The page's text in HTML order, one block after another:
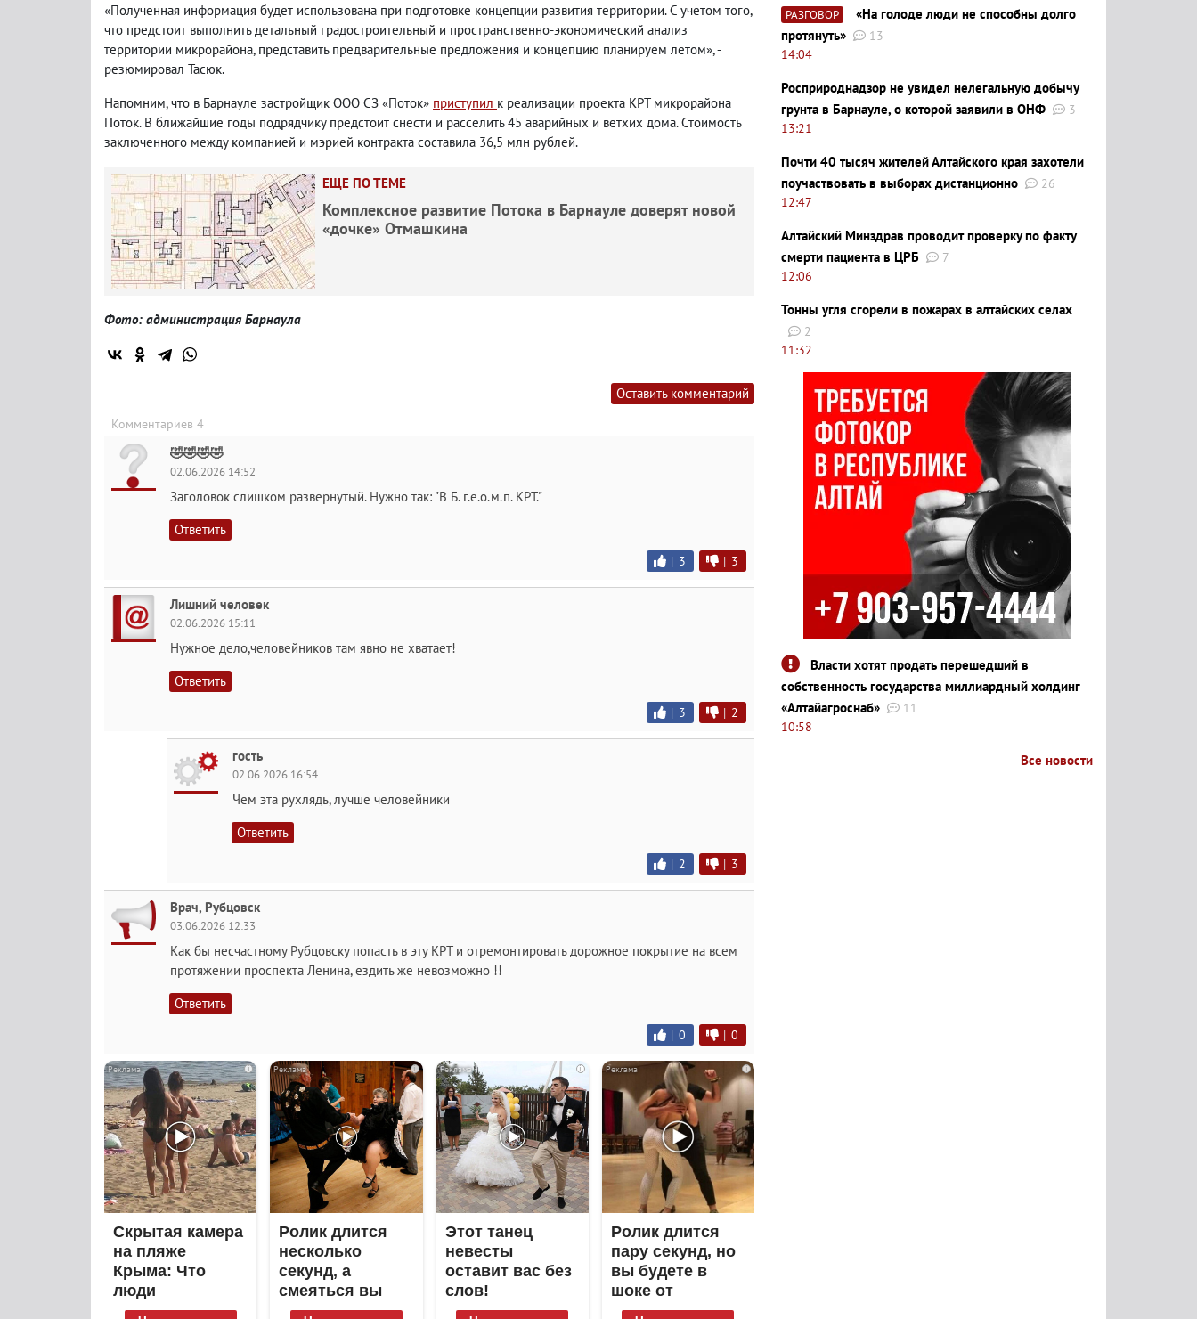
«Полученная информация будет использована при подготовке концепции развития территории. С учетом того,
что предстоит выполнить детальный градостроительный и пространственно-экономический анализ
территории микрорайона, представить предварительные предложения и концепцию планируем летом», -
резюмировал Тасюк.
Напомним, что в Барнауле застройщик ООО СЗ «Поток» приступил к реализации проекта КРТ микрорайона
Поток. В ближайшие годы подрядчику предстоит снести и расселить 45 аварийных и ветхих дома. Стоимость
заключенного между компанией и мэрией контракта составила 36,5 млн рублей.
ЕЩЕ ПО ТЕМЕ
Комплексное развитие Потока в Барнауле доверят новой
«дочке» Отмашкина
Фото: администрация Барнаула
Оставить комментарий
Комментариев 4
🤣🤣🤣🤣
02.06.2026 14:52
Заголовок слишком развернутый. Нужно так: "В Б. г.е.о.м.п. КРТ."
Ответить
| 3 | 3
Лишний человек
02.06.2026 15:11
Нужное дело,человейников там явно не хватает!
Ответить
| 3 | 2
гость
02.06.2026 16:54
Чем эта рухлядь, лучше человейники
Ответить
| 2 | 3
Врач, Рубцовск
03.06.2026 12:33
Как бы несчастному Рубцовску попасть в эту КРТ и отремонтировать дорожное покрытие на всем
протяжении проспекта Ленина, ездить же невозможно !!
Ответить
| 0 | 0
i
Скрытая камера
на пляже
Крыма: Что
люди
вытворяют,
i
Ролик длится
несколько
секунд, а
смеяться вы
будете долго
i
Этот танец
невесты
оставит вас без
слов!
Пересмотрела
i
Ролик длится
пару секунд, но
вы будете в
шоке от
увиденного
РАЗГОВОР
«На голоде люди не способны долго
протянуть»
13
14:04
Росприроднадзор не увидел нелегальную добычу
грунта в Барнауле, о которой заявили в ОНФ
3
13:21
Почти 40 тысяч жителей Алтайского края захотели
поучаствовать в выборах дистанционно
26
12:47
Алтайский Минздрав проводит проверку по факту
смерти пациента в ЦРБ
7
12:06
Тонны угля сгорели в пожарах в алтайских селах
2
11:32
Власти хотят продать перешедший в
собственность государства миллиардный холдинг
«Алтайагроснаб»
11
10:58
Все новости